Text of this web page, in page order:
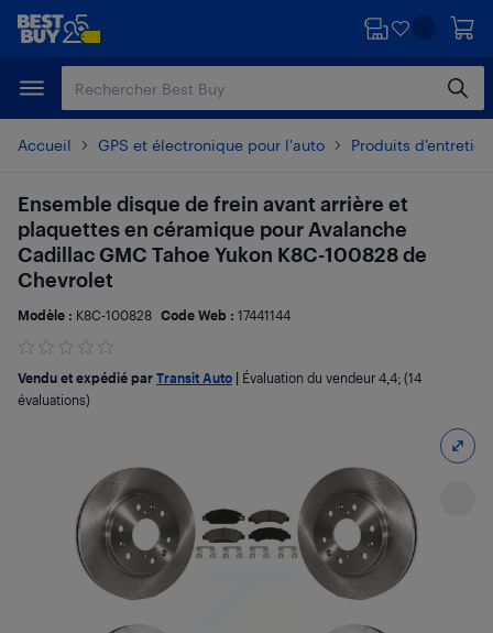
Passer
principal
Passer
Accueil GPS et électronique pour l'auto Produits
Ensemble disque de frein avant arrière et
plaquettes en céramique pour Avalanche
Cadillac GMC Tahoe Yukon K8C-100828 de
Chevrolet
Modèle : K8C-100828 Code Web : 17441144
Vendu et expédié par Transit Auto Évaluation du vendeur 4,4; (14
évaluations)